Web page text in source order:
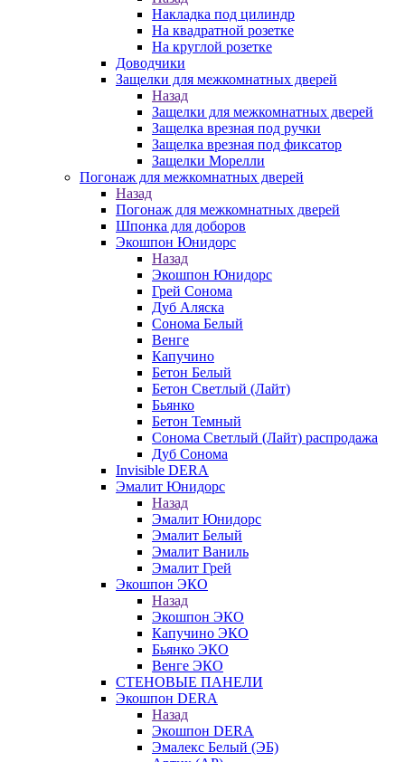
Накладка под цилиндр
На квадратной розетке
На круглой розетке
Доводчики
Защелки для межкомнатных дверей
Назад
Защелки для межкомнатных дверей
Защелка врезная под ручки
Защелка врезная под фиксатор
Защелки Морелли
Погонаж для межкомнатных дверей
Назад
Погонаж для межкомнатных дверей
Шпонка для доборов
Экошпон Юнидорс
Назад
Экошпон Юнидорс
Грей Сонома
Дуб Аляска
Сонома Белый
Венге
Капучино
Бетон Белый
Бетон Светлый (Лайт)
Бьянко
Бетон Темный
Сонома Светлый (Лайт) распродажа
Дуб Сонома
Invisible DERA
Эмалит Юнидорс
Назад
Эмалит Юнидорс
Эмалит Белый
Эмалит Ваниль
Эмалит Грей
Экошпон ЭКО
Назад
Экошпон ЭКО
Капучино ЭКО
Бьянко ЭКО
Венге ЭКО
СТЕНОВЫЕ ПАНЕЛИ
Экошпон DERA
Назад
Экошпон DERA
Эмалекс Белый (ЭБ)